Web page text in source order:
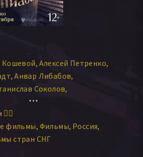
Кошевой Алексей Петренко
Анвар Либабов
Соколов
Павел Любимцев
фильмы Фильмы Россия
стран СНГ